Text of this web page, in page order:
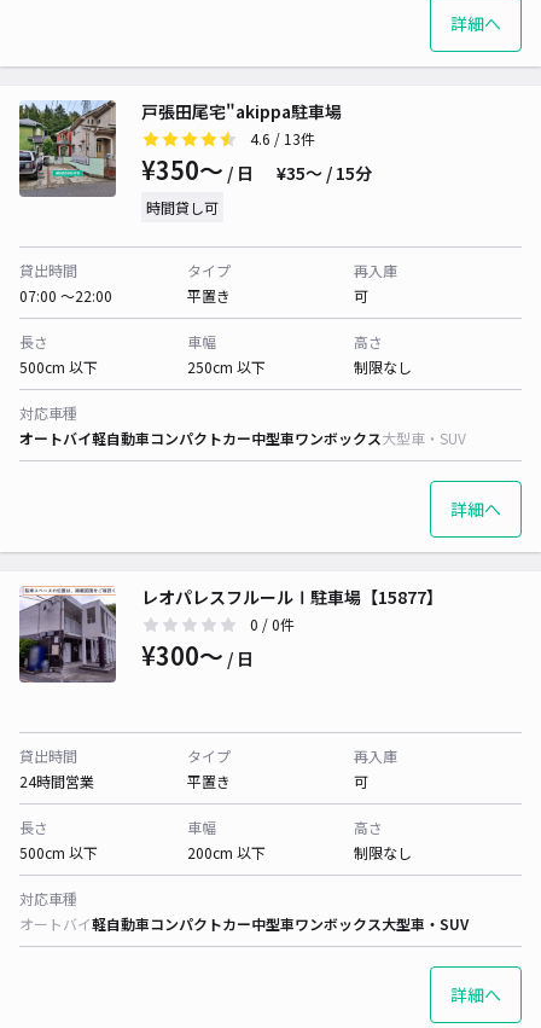
詳細へ
戸張田尾宅"akippa駐車場
4.6 / 13件
¥350〜 / 日 ¥35〜 / 15分
時間貸し可
貸出時間
07:00 〜22:00
タイプ
平置き
再入庫
可
長さ
500cm 以下
車幅
250cm 以下
高さ
制限なし
対応車種
オートバイ軽自動車コンパクトカー中型車ワンボックス大型車・SUV
詳細へ
レオパレスフルールⅠ駐車場【15877】
0 / 0件
¥300〜 / 日
貸出時間
24時間営業
タイプ
平置き
再入庫
可
長さ
500cm 以下
車幅
200cm 以下
高さ
制限なし
対応車種
オートバイ軽自動車コンパクトカー中型車ワンボックス大型車・SUV
詳細へ